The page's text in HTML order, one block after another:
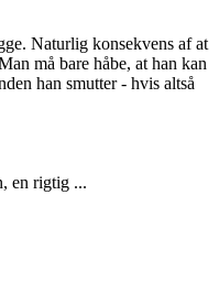
Naturlig konsekvens af at
må bare håbe, at han kan
han smutter - hvis altså
en rigtig ...